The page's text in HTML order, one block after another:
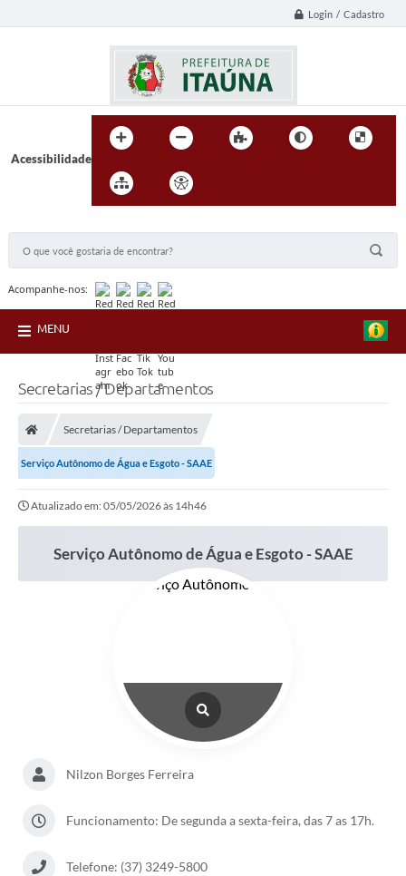
Login / Cadastro
Acessibilidade
Acompanhe-nos:
MENU
Secretarias / Departamentos
Secretarias / Departamentos
Serviço Autônomo de Água e Esgoto - SAAE
Atualizado em: 05/05/2026 às 14h46
Serviço Autônomo de Água e Esgoto - SAAE
Nilzon Borges Ferreira
Funcionamento: De segunda a sexta-feira, das 7 as 17h.
Telefone: (37) 3249-5800